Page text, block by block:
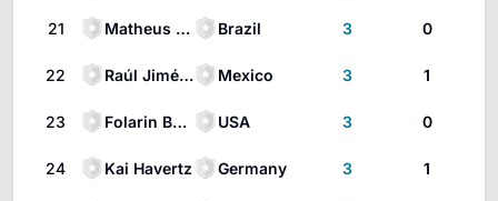
21 Matheus Cunha Brazil 3 0
22 Raúl Jiménez Mexico 3 1
23 Folarin Balogun USA 3 0
24 Kai Havertz Germany 3 1